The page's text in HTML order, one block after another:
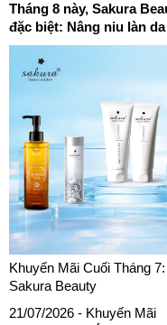
Tháng 8 này, Sakura
đặc biệt: Nâng niu làn
Khuyến Mãi Cuối Tháng
Sakura Beauty
21/07/2026 - Khuyến Mãi